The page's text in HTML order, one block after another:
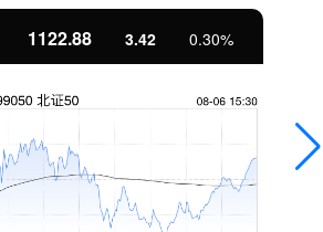
1122.88 3.42 0.30%